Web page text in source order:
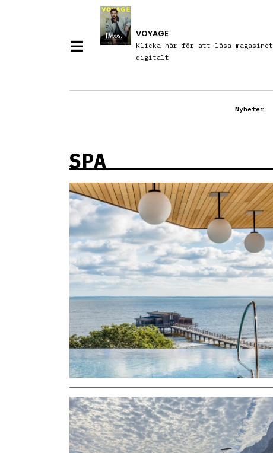
VOYAGE
Klicka här för att läsa magasinet
digitalt
Nyheter
SPA